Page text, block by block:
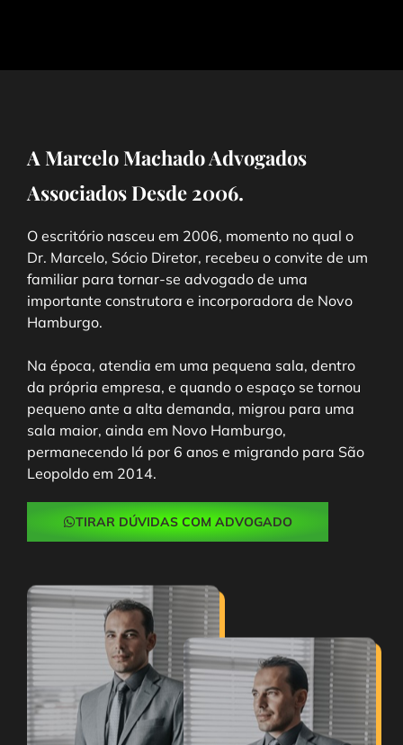
A Marcelo Machado Advogados
Associados Desde 2006.
O escritório nasceu em 2006, momento no qual o
Dr. Marcelo, Sócio Diretor, recebeu o convite de um
familiar para tornar-se advogado de uma
importante construtora e incorporadora de Novo
Hamburgo.
Na época, atendia em uma pequena sala, dentro
da própria empresa, e quando o espaço se tornou
pequeno ante a alta demanda, migrou para uma
sala maior, ainda em Novo Hamburgo,
permanecendo lá por 6 anos e migrando para São
Leopoldo em 2014.
TIRAR DÚVIDAS COM ADVOGADO